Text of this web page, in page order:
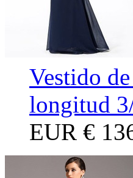
Vestido
longitud
EUR €